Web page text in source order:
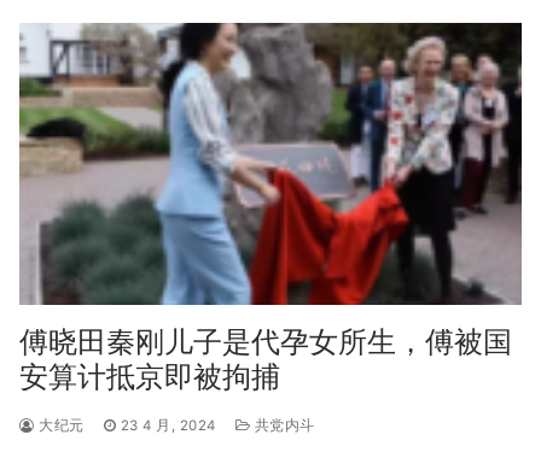
傅晓田秦刚儿子是代孕女所生，傅被国
安算计抵京即被拘捕
大纪元 23 4 月, 2024 共党内斗